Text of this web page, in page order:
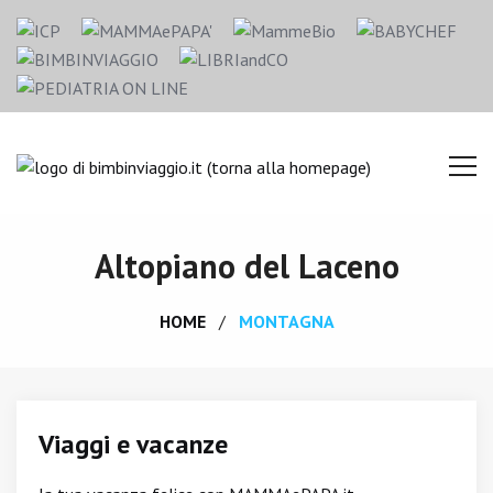
Altopiano del Laceno
HOME MONTAGNA
Viaggi e vacanze